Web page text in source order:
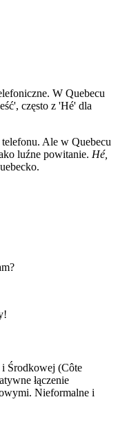
W Quebecu
często z 'Hé' dla
Ale w Quebecu
luźne powitanie. Hé,
Środkowej (Côte
łączenie
Nieformalne i